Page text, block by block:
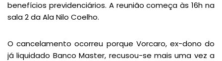
benefícios previdenciários. A reunião começa às 16h na
sala 2 da Ala Nilo Coelho.
O cancelamento ocorreu porque Vorcaro, ex-dono do
já liquidado Banco Master, recusou-se mais uma vez a